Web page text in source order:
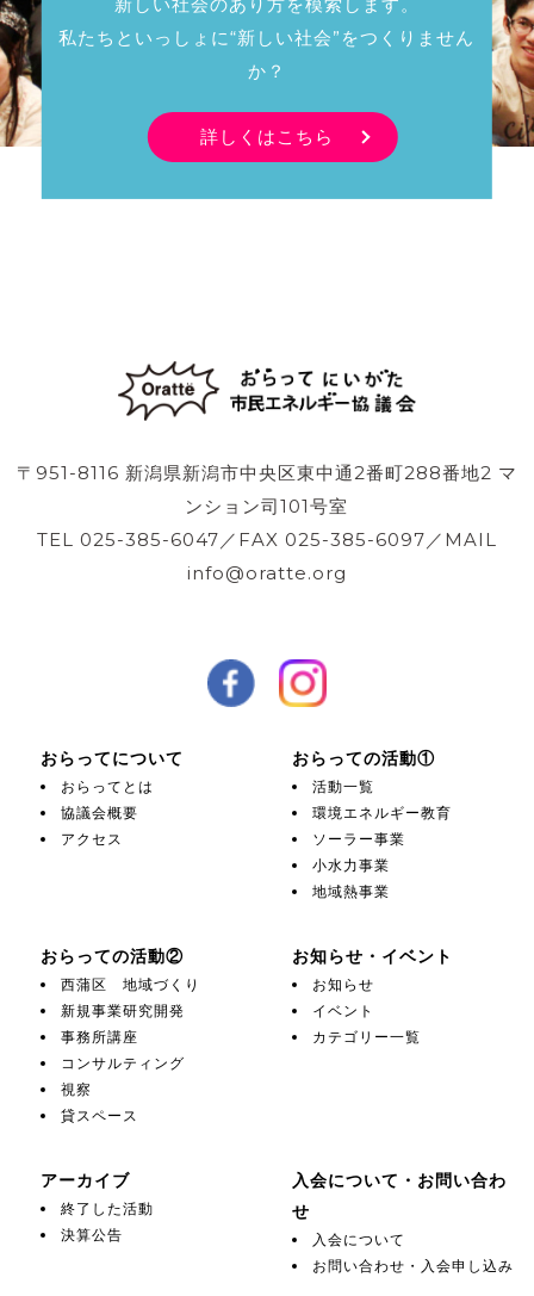
私たちといっしょに“新しい社会”をつくりません
か？
詳しくはこちら
〒951-8116 新潟県新潟市中央区東中通2番町288番地2 マ
ンション司101号室
TEL 025-385-6047／FAX 025-385-6097／MAIL
info@oratte.org
おらってについて
おらってとは
協議会概要
アクセス
おらっての活動①
活動一覧
環境エネルギー教育
ソーラー事業
小水力事業
地域熱事業
おらっての活動②
西蒲区 地域づくり
新規事業研究開発
事務所講座
コンサルティング
視察
貸スペース
お知らせ・イベント
お知らせ
イベント
カテゴリー一覧
アーカイブ
終了した活動
決算公告
入会について・お問い合わ
せ
入会について
お問い合わせ・入会申し込み